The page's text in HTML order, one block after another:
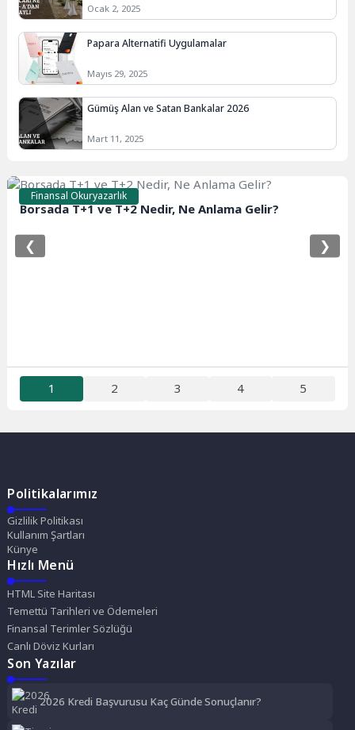
Ocak 2, 2025
Papara Alternatifi Uygulamalar
Mayıs 29, 2025
Gümüş Alan ve Satan Bankalar 2026
Mart 11, 2025
Finansal Okuryazarlık
Borsada T+1 ve T+2 Nedir, Ne Anlama Gelir?
❮ ❯
1 2 3 4 5
Politikalarımız
Gizlilik Politikası
Kullanım Şartları
Künye
Hızlı Menü
HTML Site Haritası
Temettü Tarihleri ve Ödemeleri
Finansal Terimler Sözlüğü
Canlı Döviz Kurları
Son Yazılar
2026 Kredi Başvurusu Kaç Günde Sonuçlanır?